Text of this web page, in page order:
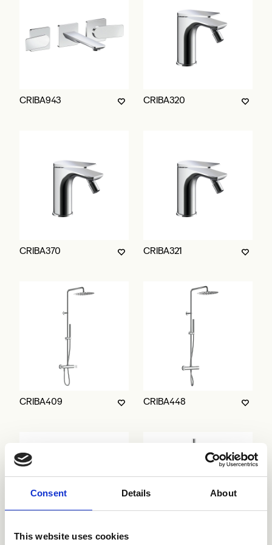
Consent Details About
This website uses cookies
CRIBA943 CRIBA320
CRIBA370 CRIBA321
CRIBA409 CRIBA448